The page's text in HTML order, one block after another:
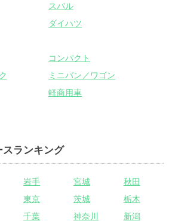
スバル
ダイハツ
コンパクト
ミニバン／ワゴン
軽商用車
スランキング
岩手 宮城
秋田
東京 茨城
栃木
千葉 神奈川
新潟